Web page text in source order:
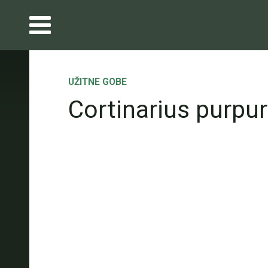
UŽITNE GOBE
Cortinarius